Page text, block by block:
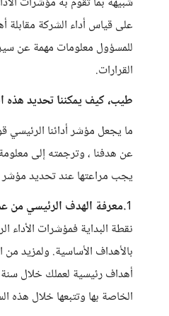
على قياس أداء الشركة مقابلة
للمسؤول معلومات مهمة عن
القرارات.
طيب، كيف يمكننا تحديد هذه
ما يجعل مؤشر أدائنا
عن هدفنا ، وترجمته إلى
يجب مراعتها عند تحديد مؤشر
1.معرفة الهدف الرئيسي من
نقطة البداية فمؤشرات
أهداف رئيسية لعملك خلال
الخاصة بها وتتبعها خلال هذه